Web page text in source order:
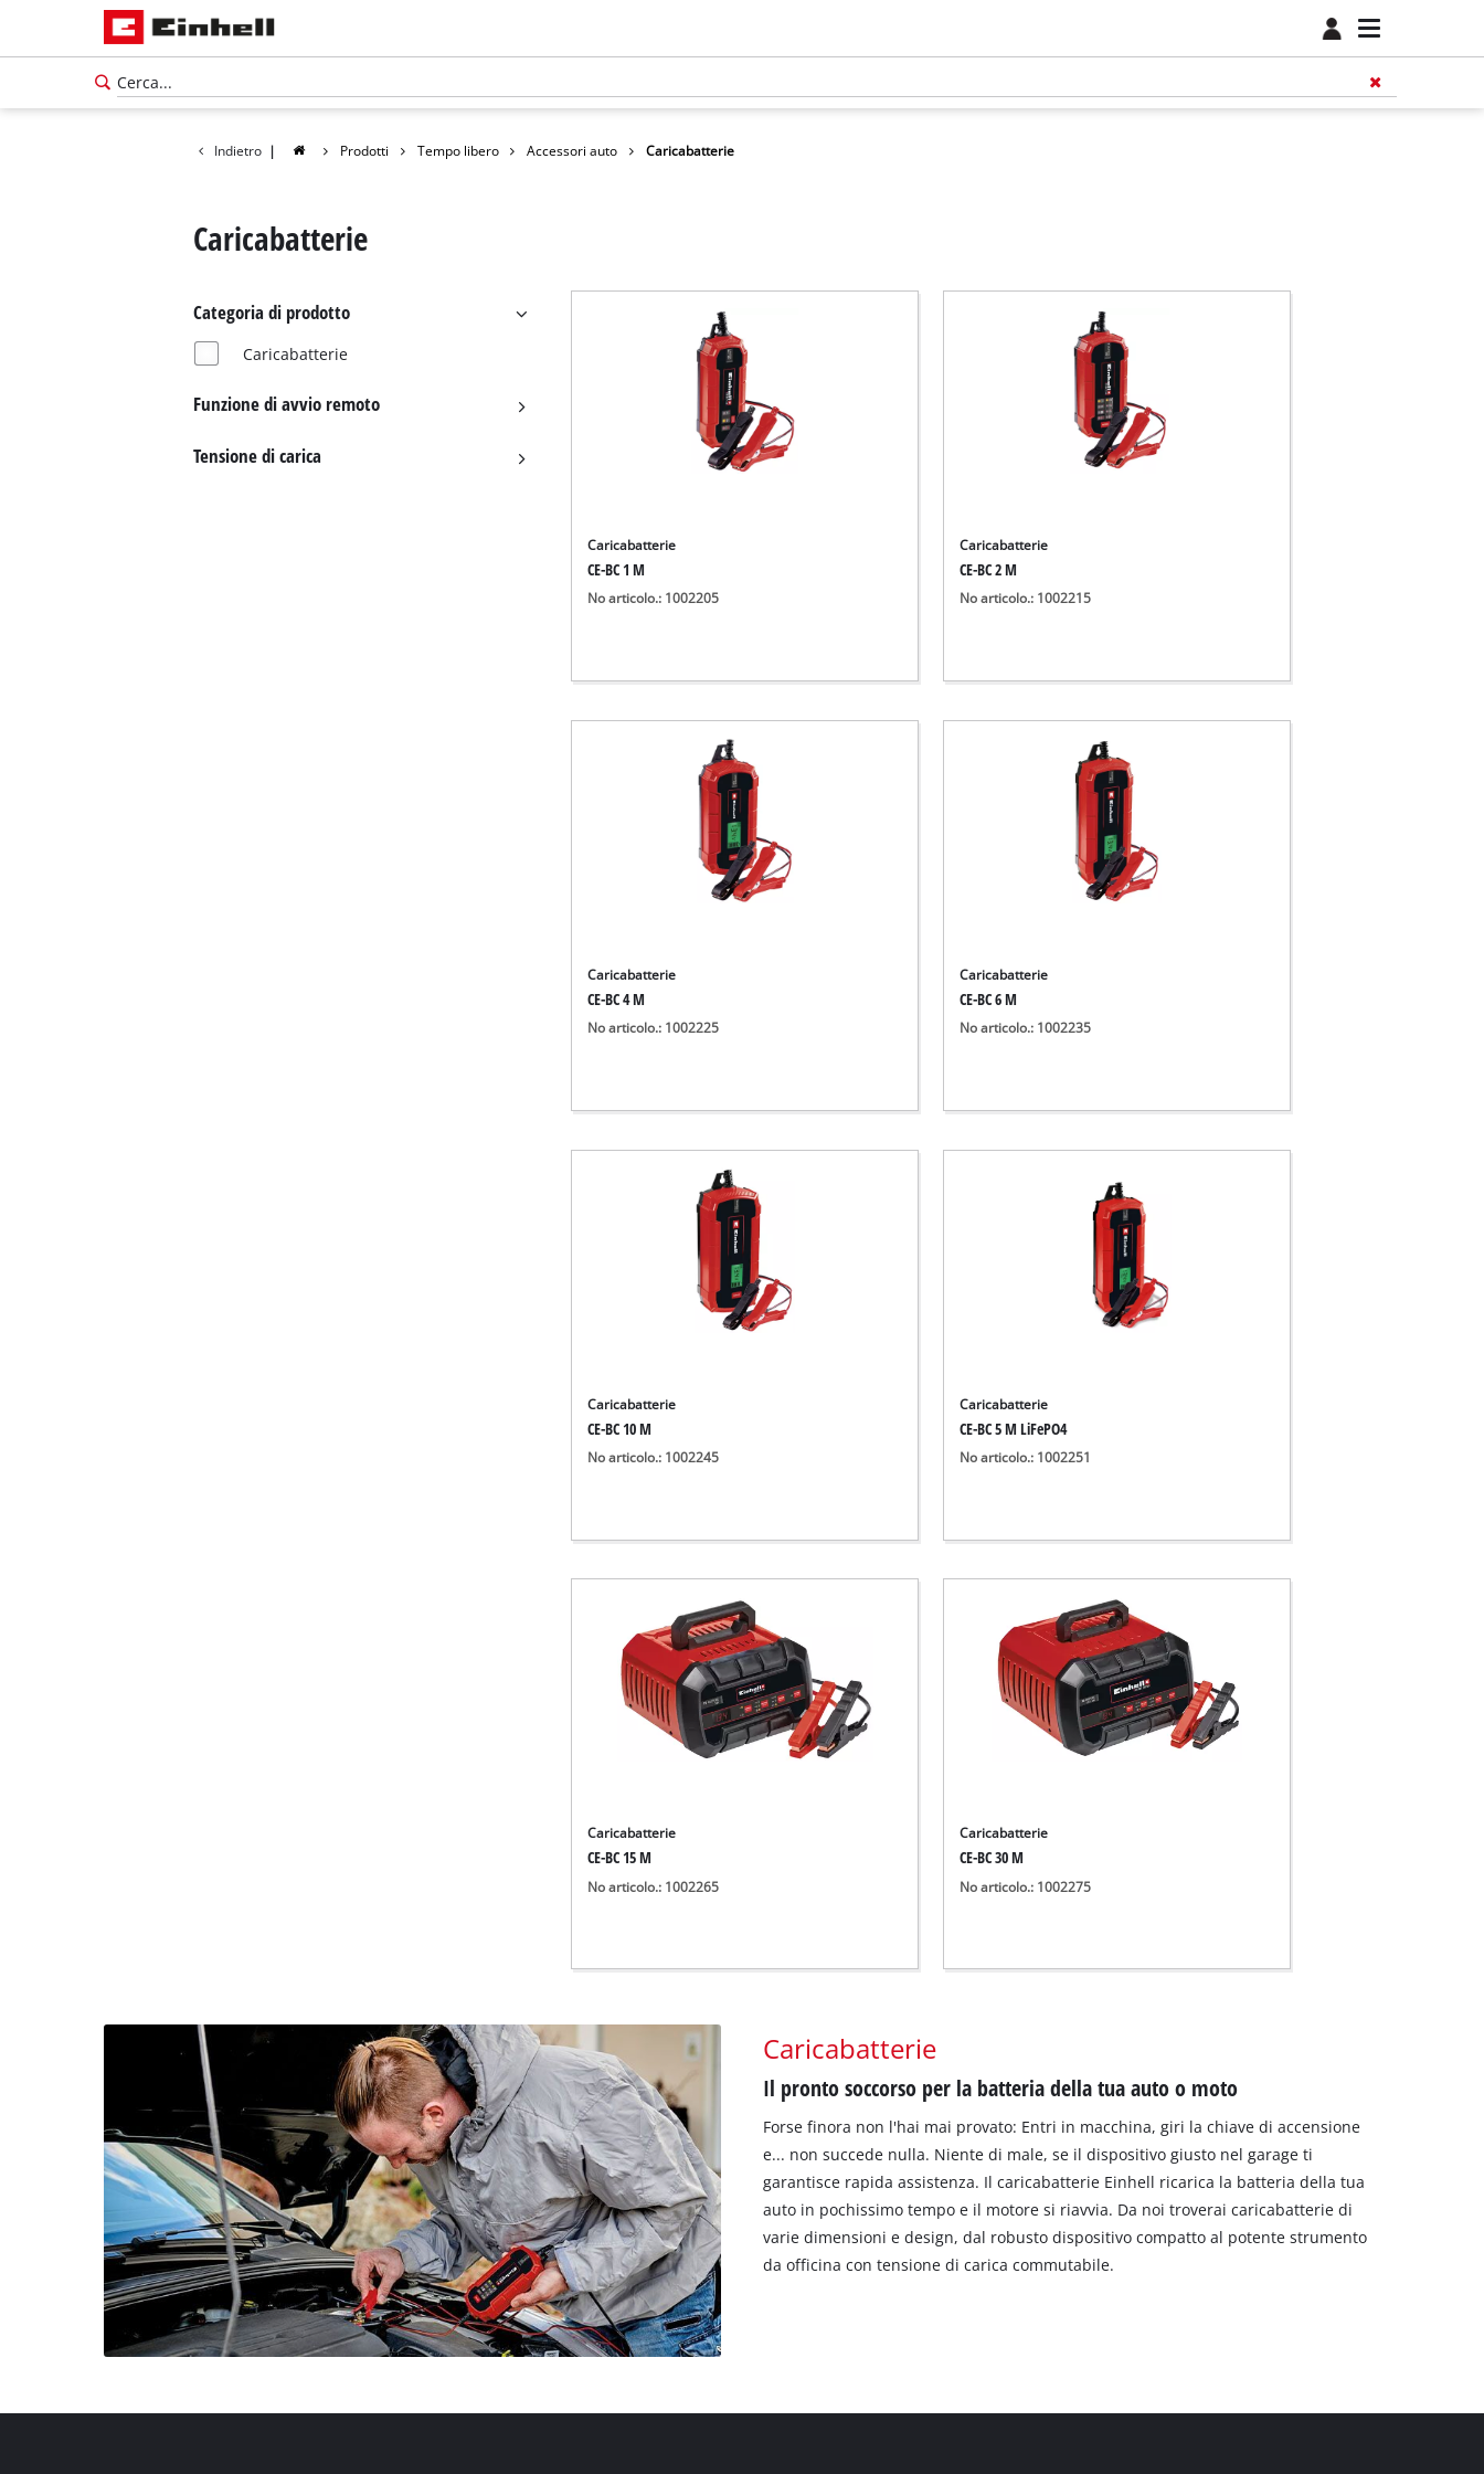
Indietro | Prodotti Tempo libero Accessori auto Caricabatterie
Caricabatterie
Categoria di prodotto
Caricabatterie
Funzione di avvio remoto
Tensione di carica
Caricabatterie
CE-BC 1 M
No articolo.: 1002205
Caricabatterie
CE-BC 2 M
No articolo.: 1002215
Caricabatterie
CE-BC 4 M
No articolo.: 1002225
Caricabatterie
CE-BC 6 M
No articolo.: 1002235
Caricabatterie
CE-BC 10 M
No articolo.: 1002245
Caricabatterie
CE-BC 5 M LiFePO4
No articolo.: 1002251
Caricabatterie
CE-BC 15 M
No articolo.: 1002265
Caricabatterie
CE-BC 30 M
No articolo.: 1002275
Caricabatterie
Il pronto soccorso per la batteria della tua auto o moto
Forse finora non l'hai mai provato: Entri in macchina, giri la chiave di accensione
e... non succede nulla. Niente di male, se il dispositivo giusto nel garage ti
garantisce rapida assistenza. Il caricabatterie Einhell ricarica la batteria della tua
auto in pochissimo tempo e il motore si riavvia. Da noi troverai caricabatterie di
varie dimensioni e design, dal robusto dispositivo compatto al potente strumento
da officina con tensione di carica commutabile.